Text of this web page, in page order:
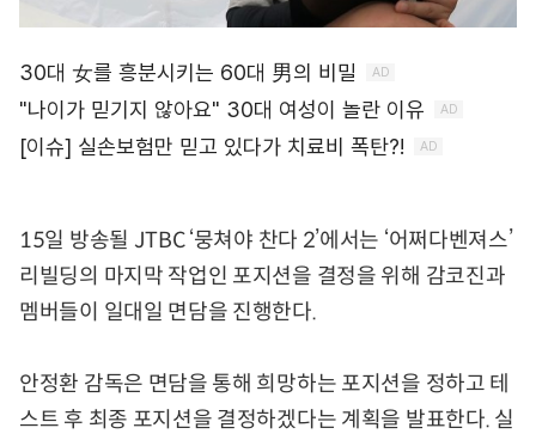
15일 방송될 JTBC ‘뭉쳐야 찬다 2’에서는 ‘어쩌다벤져스’
리빌딩의 마지막 작업인 포지션을 결정을 위해 감코진과
멤버들이 일대일 면담을 진행한다.
안정환 감독은 면담을 통해 희망하는 포지션을 정하고 테
스트 후 최종 포지션을 결정하겠다는 계획을 발표한다. 실